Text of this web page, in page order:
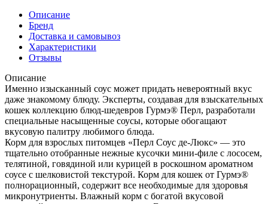
Описание
Бренд
Доставка и самовывоз
Характеристики
Отзывы
Описание
Именно изысканный соус может придать невероятный вкус
даже знакомому блюду. Эксперты, создавая для взыскательных
кошек коллекцию блюд-шедевров Гурмэ® Перл, разработали
специальные насыщенные соусы, которые обогащают
вкусовую палитру любимого блюда.
Корм для взрослых питомцев «Перл Соус де-Люкс» — это
тщательно отобранные нежные кусочки мини-филе с лососем,
телятиной, говядиной или курицей в роскошном ароматном
соусе с шелковистой текстурой. Корм для кошек от Гурмэ®
полнорационный, содержит все необходимые для здоровья
микронутриенты. Влажный корм с богатой вкусовой